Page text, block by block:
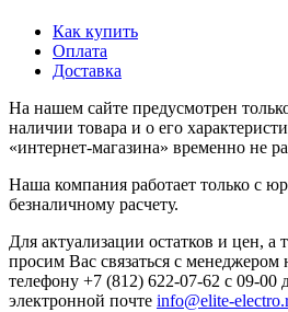
Как купить
Оплата
Доставка
На нашем сайте предусмотрен
наличии товара и о его
«интернет-магазина» временно не
Наша компания работает только с
безналичному расчету.
Для актуализации остатков и цен, а
просим Вас связаться с
телефону +7 (812) 622-07-62 с 09-00
электронной почте info@elite-